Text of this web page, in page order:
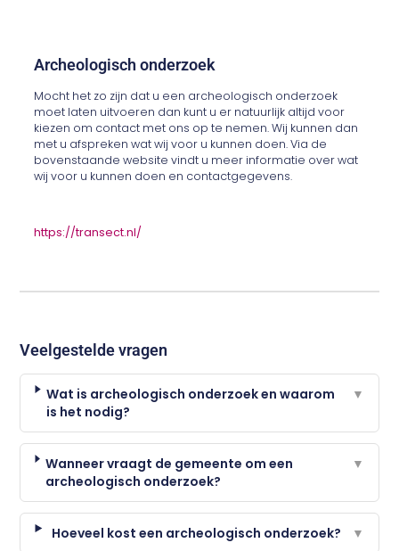
Archeologisch onderzoek
Mocht het zo zijn dat u een archeologisch onderzoek
moet laten uitvoeren dan kunt u er natuurlijk altijd voor
kiezen om contact met ons op te nemen. Wij kunnen dan
met u afspreken wat wij voor u kunnen doen. Via de
bovenstaande website vindt u meer informatie over wat
wij voor u kunnen doen en contactgegevens.
https://transect.nl/
Veelgestelde vragen
Wat is archeologisch onderzoek en waarom
is het nodig?
▼
Wanneer vraagt de gemeente om een
archeologisch onderzoek?
▼
Hoeveel kost een archeologisch onderzoek? ▼